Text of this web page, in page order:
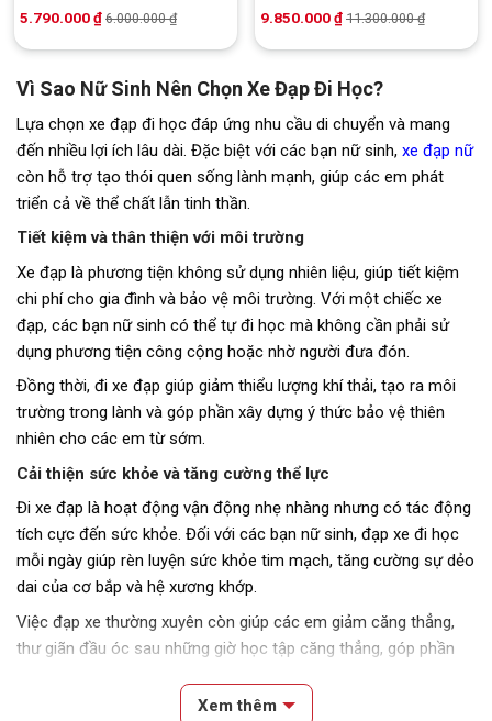
5.790.000₫ 6.000.000₫
9.850.000₫ 11.300.000₫
Vì Sao Nữ Sinh Nên Chọn Xe Đạp Đi Học?
Lựa chọn xe đạp đi học đáp ứng nhu cầu di chuyển và mang
đến nhiều lợi ích lâu dài. Đặc biệt với các bạn nữ sinh, xe đạp nữ
còn hỗ trợ tạo thói quen sống lành mạnh, giúp các em phát
triển cả về thể chất lẫn tinh thần.
Tiết kiệm và thân thiện với môi trường
Xe đạp là phương tiện không sử dụng nhiên liệu, giúp tiết kiệm
chi phí cho gia đình và bảo vệ môi trường. Với một chiếc xe
đạp, các bạn nữ sinh có thể tự đi học mà không cần phải sử
dụng phương tiện công cộng hoặc nhờ người đưa đón.
Đồng thời, đi xe đạp giúp giảm thiểu lượng khí thải, tạo ra môi
trường trong lành và góp phần xây dựng ý thức bảo vệ thiên
nhiên cho các em từ sớm.
Cải thiện sức khỏe và tăng cường thể lực
Đi xe đạp là hoạt động vận động nhẹ nhàng nhưng có tác động
tích cực đến sức khỏe. Đối với các bạn nữ sinh, đạp xe đi học
mỗi ngày giúp rèn luyện sức khỏe tim mạch, tăng cường sự dẻo
dai của cơ bắp và hệ xương khớp.
Việc đạp xe thường xuyên còn giúp các em giảm căng thẳng,
thư giãn đầu óc sau những giờ học tập căng thẳng, góp phần
Đáp ứng nhu cầu di chuyển linh hoạt
Xem thêm